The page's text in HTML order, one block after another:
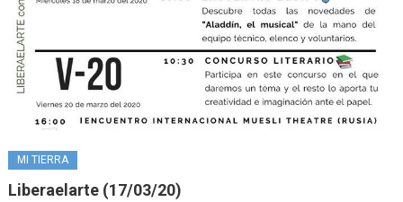
MI TIERRA
Liberaelarte (17/03/20)